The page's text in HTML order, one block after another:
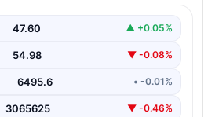
ilçesinde yer alan belediyeye
bir soruşturmanın son
47.60 ▲ +0.05%
54.98 ▼ -0.08%
6495.6 • -0.01%
3065625 ▼ -0.46%